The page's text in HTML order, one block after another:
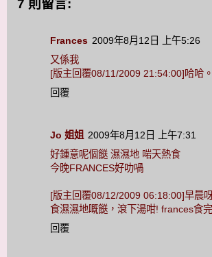
7 則留言:
Frances 2009年8月12日 上午5:26
又係我
[版主回覆08/11/2009 21:54:00]哈哈
回覆
Jo 姐姐 2009年8月12日 上午7:31
好鍾意呢個餸 濕濕地 啱天熱食
今晚FRANCES好叻喎
[版主回覆08/12/2009 06:18:00]早晨
食濕濕地嘅餸，滾下湯咁! frances食
回覆